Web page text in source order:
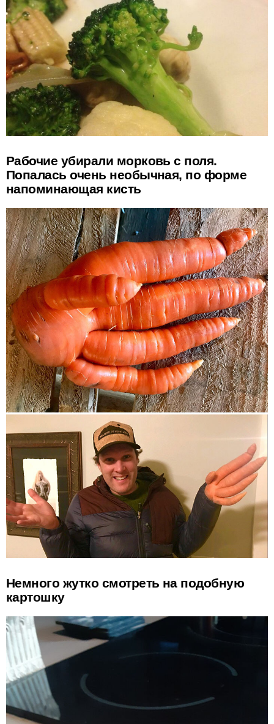
Рабочие убирали морковь с поля.
Попалась очень необычная, по форме
напоминающая кисть
Немного жутко смотреть на подобную
картошку